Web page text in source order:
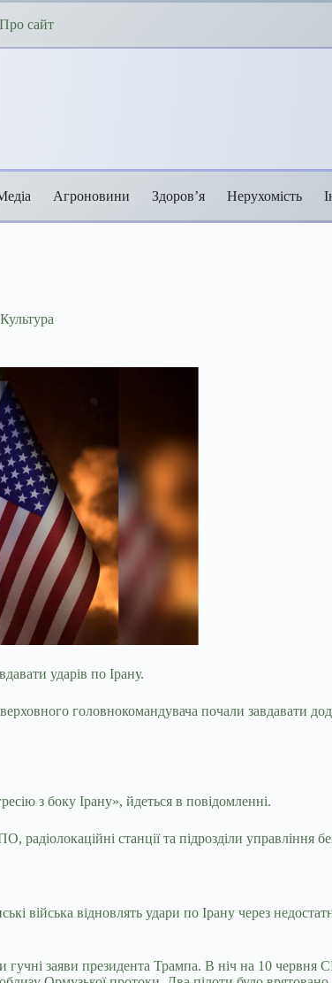
Про сайт
Агроновини Здоров’я Нерухомість
Культура
ударів по Ірану.
головнокомандувача почали завдавати
з боку Ірану», йдеться в повідомленні.
станції та підрозділи
війська відновлять удари по Ірану через
заяви президента Трампа. В ніч на 10